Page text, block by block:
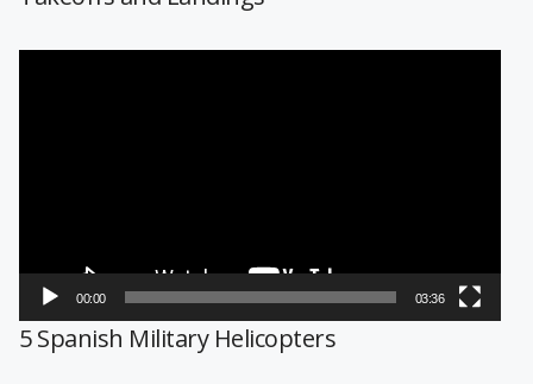
00:00 03:36
5 Spanish Military Helicopters